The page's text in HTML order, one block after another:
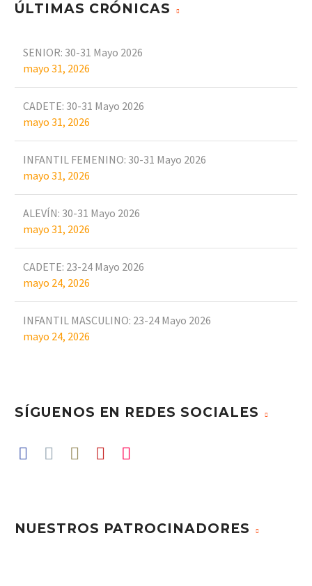
ÚLTIMAS CRÓNICAS
SENIOR: 30-31 Mayo 2026
mayo 31, 2026
CADETE: 30-31 Mayo 2026
mayo 31, 2026
INFANTIL FEMENINO: 30-31 Mayo 2026
mayo 31, 2026
ALEVÍN: 30-31 Mayo 2026
mayo 31, 2026
CADETE: 23-24 Mayo 2026
mayo 24, 2026
INFANTIL MASCULINO: 23-24 Mayo 2026
mayo 24, 2026
SÍGUENOS EN REDES SOCIALES
NUESTROS PATROCINADORES